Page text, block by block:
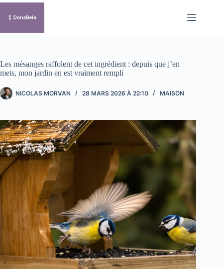
Passer
contenu
Les mésanges raffolent de cet ingrédient : depuis que j’en
mets, mon jardin en est vraiment rempli
NICOLAS MORVAN 28 MARS 2026 À 22:10 MAISON